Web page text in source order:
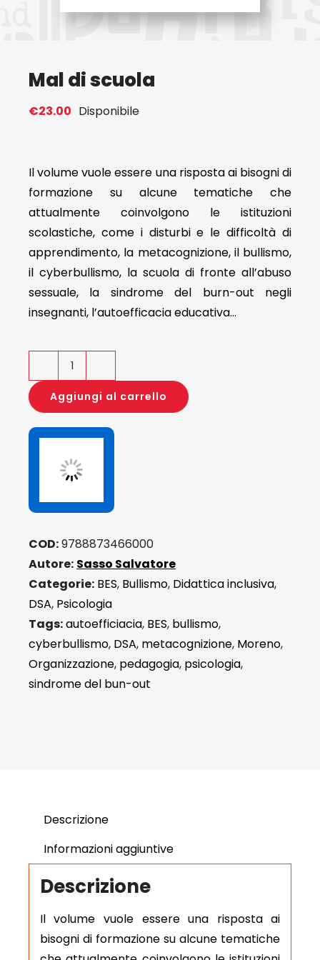
Mal di scuola
€23.00 Disponibile
Il volume vuole essere una risposta ai bisogni di
formazione su alcune tematiche che
attualmente coinvolgono le istituzioni
scolastiche, come i disturbi e le difficoltà di
apprendimento, la metacognizione, il bullismo,
il cyberbullismo, la scuola di fronte all’abuso
sessuale, la sindrome del burn-out negli
insegnanti, l’autoefficacia educativa…
Mal
di
scuola
quantità
Aggiungi al carrello
COD:9788873466000
Autore: Sasso Salvatore
Categorie: BES, Bullismo, Didattica inclusiva,
DSA, Psicologia
Tags:autoefficiacia, BES, bullismo,
cyberbullismo, DSA, metacognizione, Moreno,
Organizzazione, pedagogia, psicologia,
sindrome del bun-out
Descrizione
Informazioni aggiuntive
Descrizione
Il volume vuole essere una risposta ai
bisogni di formazione su alcune tematiche